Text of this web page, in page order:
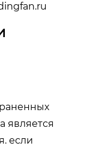
является
если